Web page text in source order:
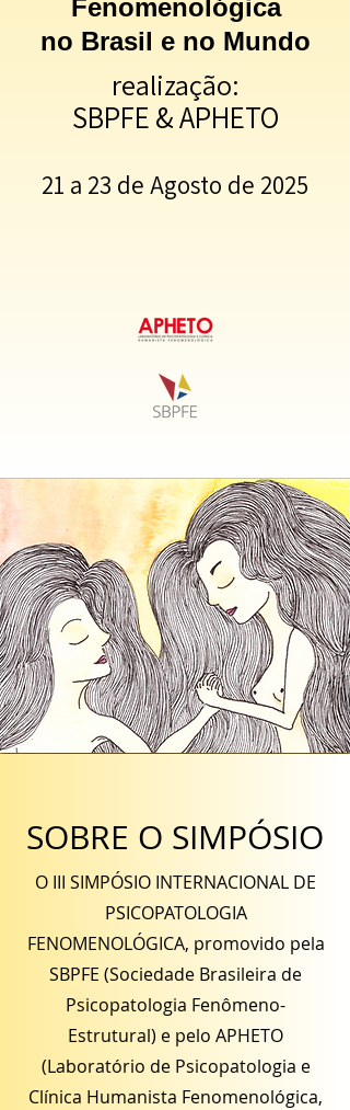
Fenomenológica
no Brasil e no Mundo
realização:
SBPFE & APHETO
21 a 23 de Agosto de 2025
SOBRE O SIMPÓSIO
O III SIMPÓSIO INTERNACIONAL DE
PSICOPATOLOGIA
FENOMENOLÓGICA, promovido pela
SBPFE (Sociedade Brasileira de
Psicopatologia Fenômeno-
Estrutural) e pelo APHETO
(Laboratório de Psicopatologia e
Clínica Humanista Fenomenológica,